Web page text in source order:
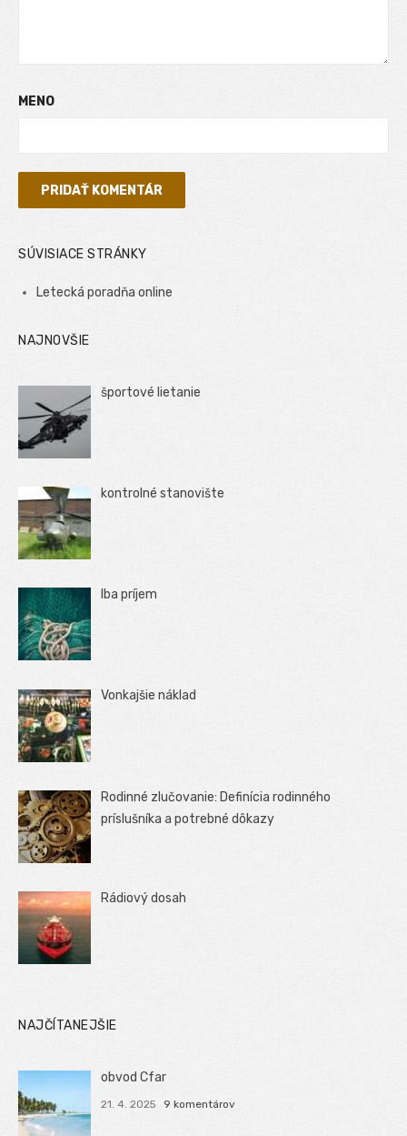
MENO
SÚVISIACE STRÁNKY
Letecká poradňa online
NAJNOVŠIE
športové lietanie
kontrolné stanovište
Iba príjem
Vonkajšie náklad
Rodinné zlučovanie: Definícia rodinného
príslušníka a potrebné dôkazy
Rádiový dosah
NAJČÍTANEJŠIE
obvod Cfar
21. 4. 2025 9 komentárov